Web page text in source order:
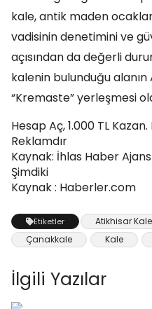
kale, antik maden
vadisinin denetimini ve
açısından da değerli
kalenin bulunduğu
“Kremaste” yerleşmesi
Hesap Aç, 1.000 TL Kazan.
Reklamdır
Kaynak: İhlas Haber
Şimdiki
Kaynak : Haberler.com
Etiketler Atikhisar
Çanakkale
Kale
İlgili Yazılar